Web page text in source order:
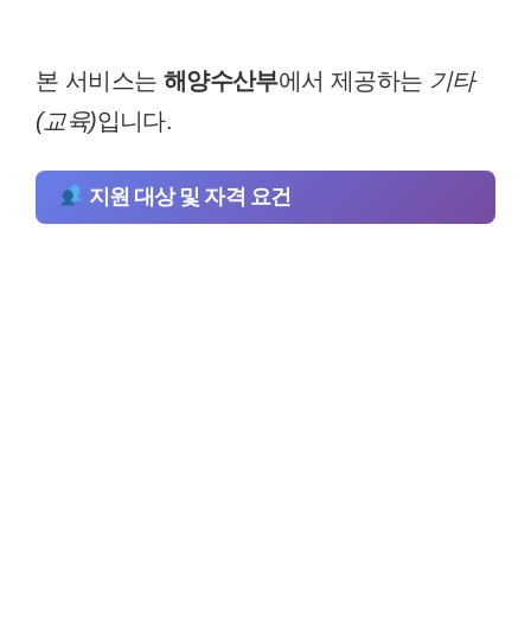
본 서비스는 해양수산부에서 제공하는 기타
(교육)입니다.
지원 대상 및 자격 요건